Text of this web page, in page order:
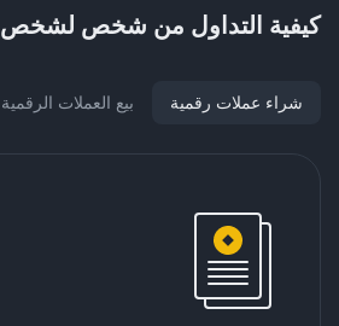
كيفية التداول من شخص لشخص
شراء عملات رقمية بيع العملات الرقمية